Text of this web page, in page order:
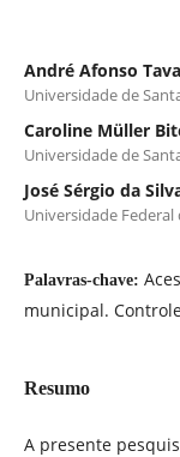
André Afonso
Universidade de
Caroline Müller
Universidade de
José Sérgio da
Universidade Federal
Palavras-chave:
municipal.
Resumo
A presente